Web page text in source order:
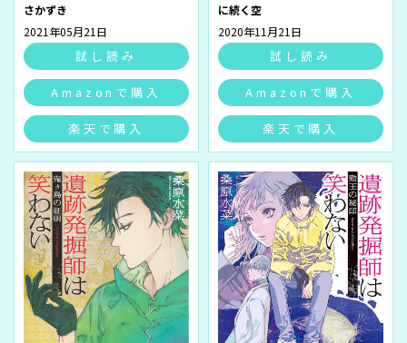
さかずき
2021年05月21日
試し読み
Amazonで購入
楽天で購入
に続く空
2020年11月21日
試し読み
Amazonで購入
楽天で購入